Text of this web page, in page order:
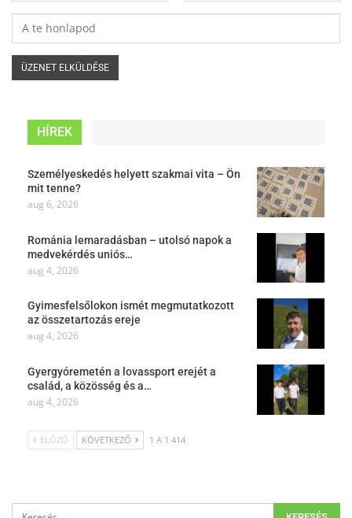
HÍREK
Személyeskedés helyett szakmai vita – Ön
mit tenne?
aug 6, 2026
Románia lemaradásban – utolsó napok a
medvekérdés uniós…
aug 4, 2026
Gyimesfelsőlokon ismét megmutatkozott
az összetartozás ereje
aug 4, 2026
Gyergyóremetén a lovassport erejét a
család, a közösség és a…
aug 4, 2026
ELŐZŐ KÖVETKEZŐ 1 A 1 414